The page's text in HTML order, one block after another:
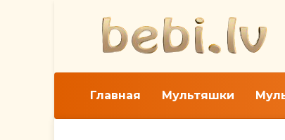
Главная Мультяшки